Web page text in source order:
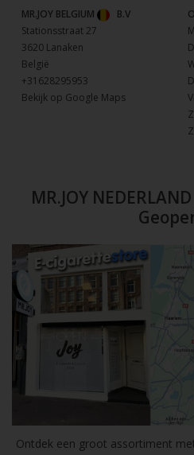
MR.JOY BELGIUM
B.V
Stationsstraat 27
3620 Lanaken
België
+31628295953
Bekijk op Google Maps
MR.JOY
Ontdek een groot assortiment